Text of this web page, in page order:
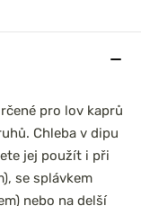
pro lov kaprů
Chleba v dipu
jej použít i při
se splávkem
nebo na delší